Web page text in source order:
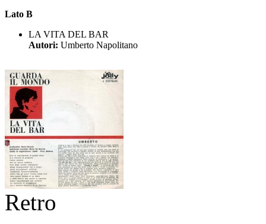
Lato B
LA VITA DEL BAR
Autori: Umberto Napolitano
Retro